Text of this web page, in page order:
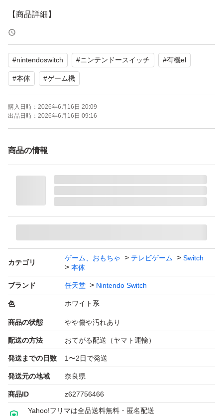
【商品詳細】
・モデル：Nintendo Switch 有機ELモデル
・カラー：ホワイト
梱包はリサイクルになります。
よろしくお願いいたします。
#nintendoswitch #ニンテンドースイッチ #有機el
#本体 #ゲーム機
購入日時： 2026年6月16日 20:09
出品日時： 2026年6月16日 09:16
商品の情報
カテゴリ
ゲーム、おもちゃ テレビゲーム
Switch
本体
ブランド 任天堂 Nintendo Switch
色 ホワイト系
商品の状態 やや傷や汚れあり
配送の方法 おてがる配送（ヤマト運輸）
発送までの日数 1〜2日で発送
発送元の地域 奈良県
商品ID z627756466
Yahoo!フリマは全品送料無料・匿名配送